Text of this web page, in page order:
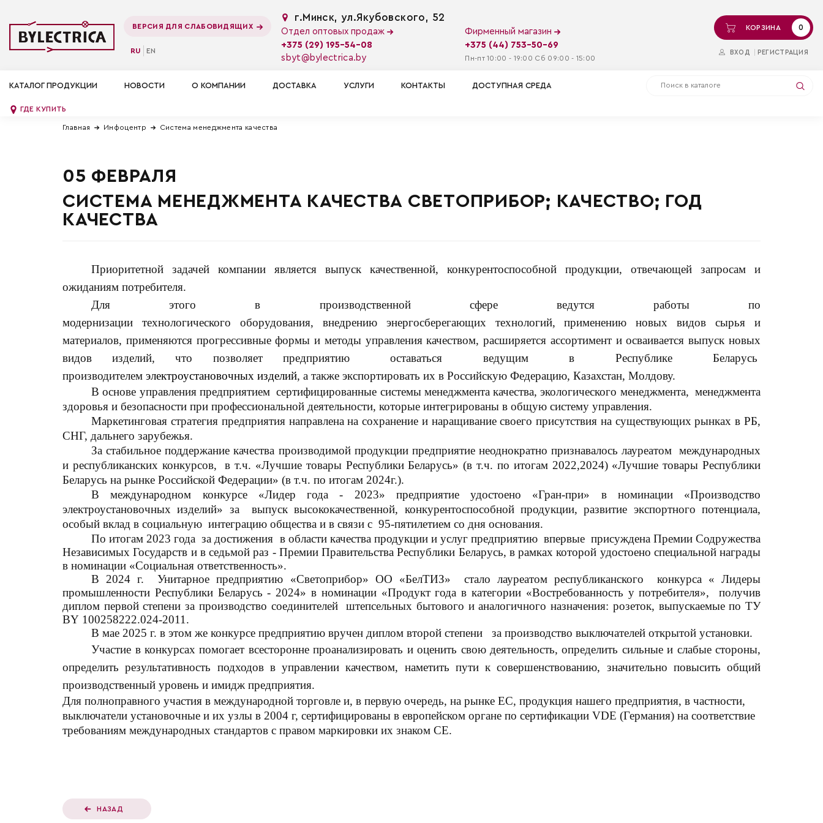
ВЕРСИЯ ДЛЯ СЛАБОВИДЯЩИХ
RU EN
г.Минск, ул.Якубовского, 52
Отдел оптовых продаж
+375 (29) 195-54-08
sbyt@bylectrica.by
Фирменный магазин
+375 (44) 753-50-69
Пн-пт 10:00 - 19:00 Сб 09:00 - 15:00
КОРЗИНА 0
ВХОД РЕГИСТРАЦИЯ
КАТАЛОГ ПРОДУКЦИИ НОВОСТИ О КОМПАНИИ ДОСТАВКА УСЛУГИ КОНТАКТЫ ДОСТУПНАЯ СРЕДА
ГДЕ КУПИТЬ
Главная Инфоцентр Система менеджмента качества
05 ФЕВРАЛЯ
СИСТЕМА МЕНЕДЖМЕНТА КАЧЕСТВА СВЕТОПРИБОР; КАЧЕСТВО; ГОД
КАЧЕСТВА
Приоритетной задачей компании является выпуск качественной, конкурентоспособной продукции, отвечающей запросам и
ожиданиям потребителя.
Для этого в производственной сфере ведутся работы по
модернизации технологического оборудования, внедрению энергосберегающих технологий, применению новых видов сырья и
материалов, применяются прогрессивные формы и методы управления качеством, расширяется ассортимент и осваивается выпуск новых
видов изделий, что позволяет предприятию оставаться ведущим в Республике Беларусь
производителем электроустановочных изделий, а также экспортировать их в Российскую Федерацию, Казахстан, Молдову.
В основе управления предприятием сертифицированные системы менеджмента качества, экологического менеджмента, менеджмента
здоровья и безопасности при профессиональной деятельности, которые интегрированы в общую систему управления.
Маркетинговая стратегия предприятия направлена на сохранение и наращивание своего присутствия на существующих рынках в РБ,
СНГ, дальнего зарубежья.
За стабильное поддержание качества производимой продукции предприятие неоднократно признавалось лауреатом международных
и республиканских конкурсов, в т.ч. «Лучшие товары Республики Беларусь» (в т.ч. по итогам 2022,2024) «Лучшие товары Республики
Беларусь на рынке Российской Федерации» (в т.ч. по итогам 2024г.).
В международном конкурсе «Лидер года - 2023» предприятие удостоено «Гран-при» в номинации «Производство
электроустановочных изделий» за выпуск высококачественной, конкурентоспособной продукции, развитие экспортного потенциала,
особый вклад в социальную интеграцию общества и в связи с 95-пятилетием со дня основания.
По итогам 2023 года за достижения в области качества продукции и услуг предприятию впервые присуждена Премии Содружества
Независимых Государств и в седьмой раз - Премии Правительства Республики Беларусь, в рамках которой удостоено специальной награды
в номинации «Социальная ответственность».
В 2024 г. Унитарное предприятию «Светоприбор» ОО «БелТИЗ» стало лауреатом республиканского конкурса « Лидеры
промышленности Республики Беларусь - 2024» в номинации «Продукт года в категории «Востребованность у потребителя», получив
диплом первой степени за производство соединителей штепсельных бытового и аналогичного назначения: розеток, выпускаемые по ТУ
BY 100258222.024-2011.
В мае 2025 г. в этом же конкурсе предприятию вручен диплом второй степени за производство выключателей открытой установки.
Участие в конкурсах помогает всесторонне проанализировать и оценить свою деятельность, определить сильные и слабые стороны,
определить результативность подходов в управлении качеством, наметить пути к совершенствованию, значительно повысить общий
производственный уровень и имидж предприятия.
Для полноправного участия в международной торговле и, в первую очередь, на рынке ЕС, продукция нашего предприятия, в частности,
выключатели установочные и их узлы в 2004 г, сертифицированы в европейском органе по сертификации VDE (Германия) на соответствие
требованиям международных стандартов с правом маркировки их знаком CE.
НАЗАД